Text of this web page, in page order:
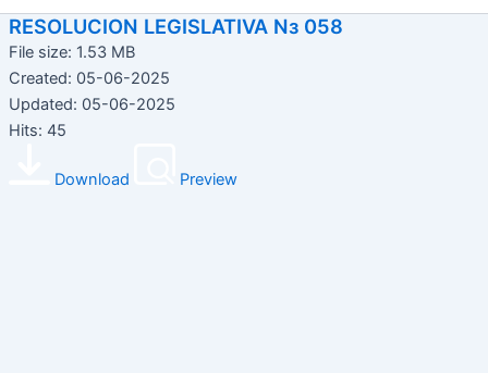
RESOLUCION LEGISLATIVA Nз 058
File size: 1.53 MB
Created: 05-06-2025
Updated: 05-06-2025
Hits: 45
Download Preview